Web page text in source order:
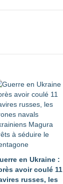
en Ukraine :
avoir coulé 11
russes, les